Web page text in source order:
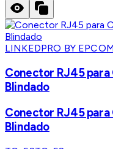
LINKEDPRO BY EPCOM
Conector RJ45 para
Blindado
Conector RJ45 para
Blindado